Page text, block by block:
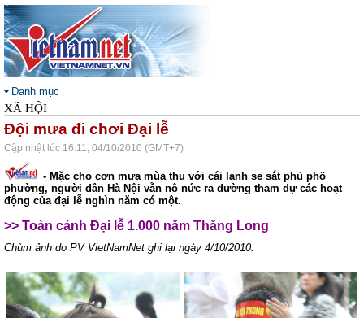
Danh mục
XÃ HỘI
Đội mưa đi chơi Đại lễ
Cập nhật lúc 16:11, 04/10/2010 (GMT+7)
- Mặc cho cơn mưa mùa thu với cái lạnh se sắt phủ phố
phường, người dân Hà Nội vẫn nô nức ra đường tham dự các hoạt
động của đại lễ nghìn năm có một.
>> Toàn cảnh Đại lễ 1.000 năm Thăng Long
Chùm ảnh do PV VietNamNet ghi lại ngày 4/10/2010: